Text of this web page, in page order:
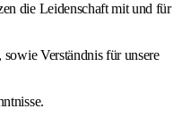
die Leidenschaft mit und für
Verständnis für unsere